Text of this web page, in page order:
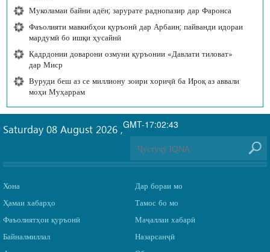
Муколамаи байни адён; зарурате раднопазир дар Фаронса
Фаъолияти мавкибҳои қуръонӣ дар Арбаин; пайванди идораи
мардумӣ бо ишқи ҳусайнӣ
Қадрдонии доварони озмуни қуръонии «Давлати тиловат»
дар Миср
Вуруди беш аз се миллиону зоири хориҷӣ ба Ироқ аз аввали
моҳи Муҳаррам
GMT-17:02:43
Saturday 08 August 2026 ,
Хона
Ҳамаи хабарҳо
Фаъолиятҳои қуръонӣ
Байналмиллал
Дар бораи мо
Тамос бо мо
Маҷаллаи хабарӣ
Назарсанҷӣ